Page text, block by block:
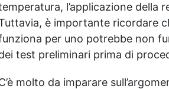
l’applicazione della
è importante ricordare
per uno potrebbe non
test preliminari prima di
molto da imparare